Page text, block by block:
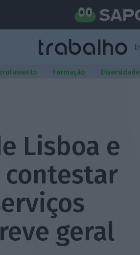
Formação Diversidade
Lisboa e
contestar
geral